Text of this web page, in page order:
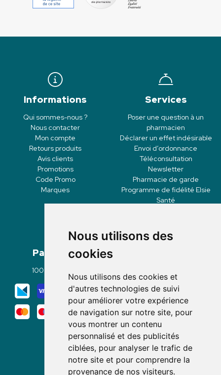
Nous utilisons des
cookies
Nous utilisons des cookies et
d'autres technologies de suivi
pour améliorer votre expérience
de navigation sur notre site, pour
vous montrer un contenu
personnalisé et des publicités
ciblées, pour analyser le trafic de
notre site et pour comprendre la
provenance de nos visiteurs.
Informations
Qui sommes-nous ?
Nous contacter
Mon compte
Retours produits
Avis clients
Promotions
Code Promo
Marques
Services
Poser une question à un
pharmacien
Déclarer un effet indésirable
Envoi d’ordonnance
Téléconsultation
Newsletter
Pharmacie de garde
Programme de fidélité Elsie
Santé
Paiement
100% sécurisé
Mode de livraison
Nous suivre